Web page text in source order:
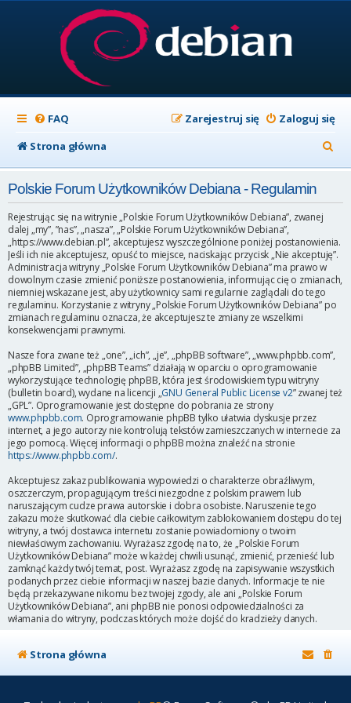
FAQ Zaloguj się
Zarejestruj się
Strona główna
z
j
Polskie Forum Użytkowników Debiana - Regulamin
Rejestrując się na witrynie „Polskie Forum Użytkowników Debiana”, zwanej
dalej „my”, ”nas”, „nasza”, „Polskie Forum Użytkowników Debiana”,
„https://www.debian.pl”, akceptujesz wyszczególnione poniżej postanowienia.
Jeśli ich nie akceptujesz, opuść to miejsce, naciskając przycisk „Nie akceptuję”.
Administracja witryny „Polskie Forum Użytkowników Debiana” ma prawo w
dowolnym czasie zmienić poniższe postanowienia, informując cię o zmianach,
niemniej wskazane jest, aby użytkownicy sami regularnie zaglądali do tego
regulaminu. Korzystanie z witryny „Polskie Forum Użytkowników Debiana” po
zmianach regulaminu oznacza, że akceptujesz te zmiany ze wszelkimi
konsekwencjami prawnymi.
Nasze fora zwane też „one”, „ich”, „je”, „phpBB software”, „www.phpbb.com”,
„phpBB Limited”, „phpBB Teams” działają w oparciu o oprogramowanie
wykorzystujące technologię phpBB, która jest środowiskiem typu witryny
(bulletin board), wydane na licencji „GNU General Public License v2” zwanej też
„GPL”. Oprogramowanie jest dostępne do pobrania ze strony
www.phpbb.com. Oprogramowanie phpBB tylko ułatwia dyskusje przez
internet, a jego autorzy nie kontrolują tekstów zamieszczanych w internecie za
jego pomocą. Więcej informacji o phpBB można znaleźć na stronie
https://www.phpbb.com/.
Akceptujesz zakaz publikowania wypowiedzi o charakterze obraźliwym,
oszczerczym, propagującym treści niezgodne z polskim prawem lub
naruszającym cudze prawa autorskie i dobra osobiste. Naruszenie tego
zakazu może skutkować dla ciebie całkowitym zablokowaniem dostępu do tej
witryny, a twój dostawca internetu zostanie powiadomiony o twoim
niewłaściwym zachowaniu. Wyrażasz zgodę na to, że „Polskie Forum
Użytkowników Debiana” może w każdej chwili usunąć, zmienić, przenieść lub
zamknąć każdy twój temat, post. Wyrażasz zgodę na zapisywanie wszystkich
podanych przez ciebie informacji w naszej bazie danych. Informacje te nie
będą przekazywane nikomu bez twojej zgody, ale ani „Polskie Forum
Użytkowników Debiana”, ani phpBB nie ponosi odpowiedzialności za
włamania do witryny, podczas których może dojść do kradzieży danych.
Strona główna